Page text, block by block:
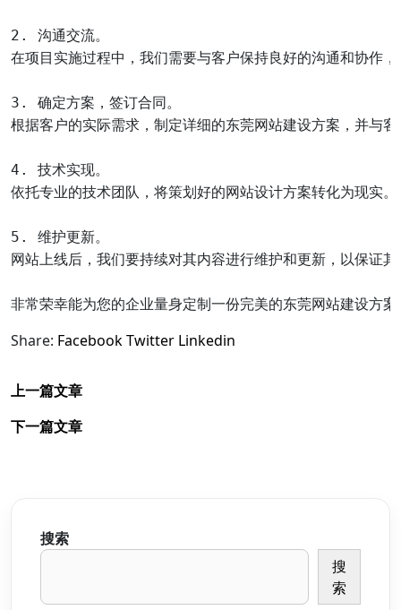
2. 沟通交流。
在项目实施过程中，我们需要与客户保持良好的沟通和协作
3. 确定方案，签订合同。
根据客户的实际需求，制定详细的东莞网站建设方案，并与
4. 技术实现。
依托专业的技术团队，将策划好的网站设计方案转化为现实。
5. 维护更新。
网站上线后，我们要持续对其内容进行维护和更新，以保证
Share: FacebookTwitter Linkedin
上一篇文章
下一篇文章
搜索
搜
索